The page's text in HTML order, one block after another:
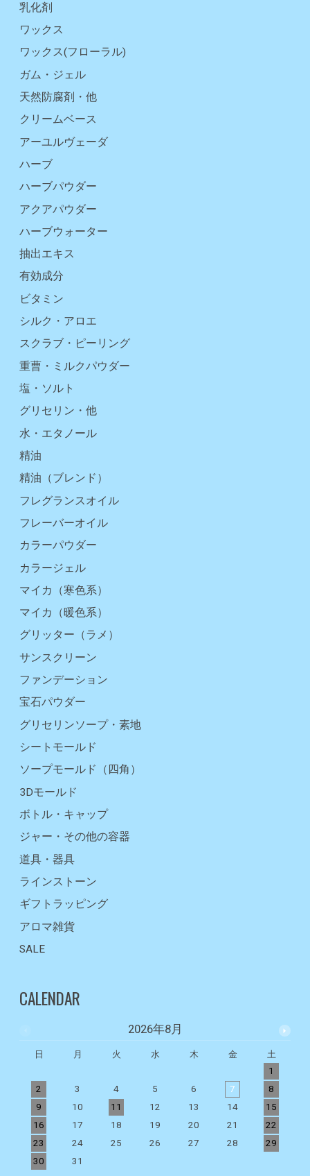
乳化剤
ワックス
ワックス(フローラル)
ガム・ジェル
天然防腐剤・他
クリームベース
アーユルヴェーダ
ハーブ
ハーブパウダー
アクアパウダー
ハーブウォーター
抽出エキス
有効成分
ビタミン
シルク・アロエ
スクラブ・ピーリング
重曹・ミルクパウダー
塩・ソルト
グリセリン・他
水・エタノール
精油
精油（ブレンド）
フレグランスオイル
フレーバーオイル
カラーパウダー
カラージェル
マイカ（寒色系）
マイカ（暖色系）
グリッター（ラメ）
サンスクリーン
ファンデーション
宝石パウダー
グリセリンソープ・素地
シートモールド
ソープモールド（四角）
3Dモールド
ボトル・キャップ
ジャー・その他の容器
道具・器具
ラインストーン
ギフトラッピング
アロマ雑貨
SALE
CALENDAR
2026年8月
日 月 火 水 木 金
土
1
2
3 4 5 6 7
8
9
10 11 12 13 14
15
16
17 18 19 20 21
22
23
24 25 26 27 28
29
30
31